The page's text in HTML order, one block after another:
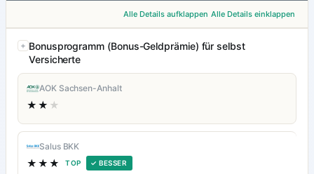
Alle Details aufklappen Alle Details einklappen
Bonusprogramm (Bonus-Geldprämie) für selbst
Versicherte
AOK Sachsen-Anhalt
★★ ★
Salus BKK
★★★ TOP ✓ BESSER